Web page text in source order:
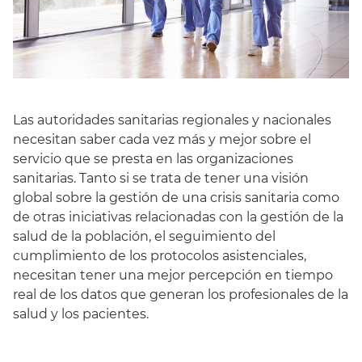
Las autoridades sanitarias regionales y nacionales
necesitan saber cada vez más y mejor sobre el
servicio que se presta en las organizaciones
sanitarias. Tanto si se trata de tener una visión
global sobre la gestión de una crisis sanitaria como
de otras iniciativas relacionadas con la gestión de la
salud de la población, el seguimiento del
cumplimiento de los protocolos asistenciales,
necesitan tener una mejor percepción en tiempo
real de los datos que generan los profesionales de la
salud y los pacientes.